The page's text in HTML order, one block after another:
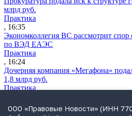
млрд руб.
Практика
, 16:35
Экономколлегия ВС рассмотрит спор
по ВЭД ЕАЭС
Практика
, 16:24
Дочерняя компания «Мегафона»
1,8 млрд руб.
Практика
СИП проверит отмену патента на
устройствами после возражений
ООО «Правовые Новости» (ИНН